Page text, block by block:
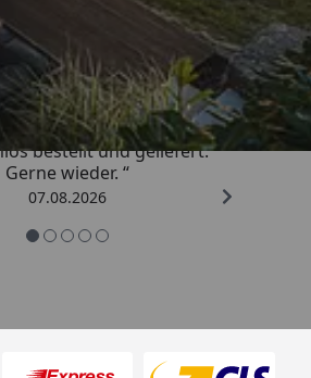
Shops
4,85/ 5
bestellt und geliefert.
Gerne wieder. “
07.08.2026